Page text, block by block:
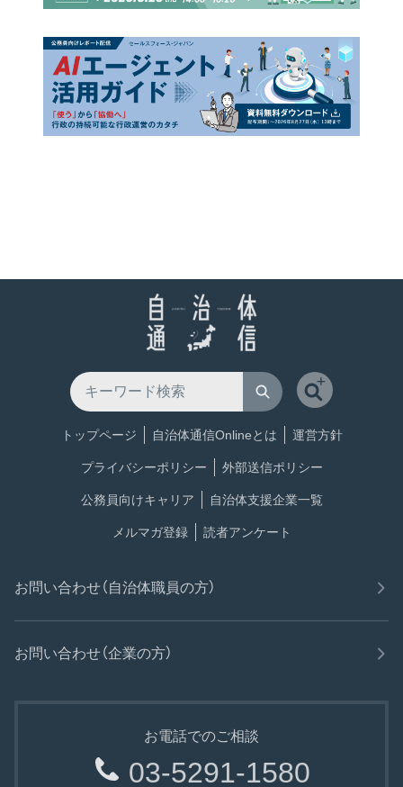
トップページ 自治体通信Onlineとは 運営方針
プライバシーポリシー 外部送信ポリシー
公務員向けキャリア 自治体支援企業一覧
メルマガ登録 読者アンケート
お問い合わせ（自治体職員の方）
お問い合わせ（企業の方）
お電話でのご相談
03-5291-1580